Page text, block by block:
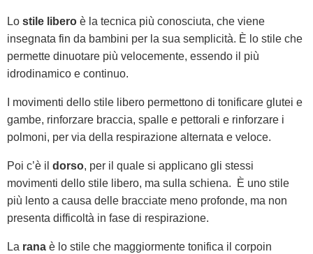
Lo stile libero è la tecnica più conosciuta, che viene
insegnata fin da bambini per la sua semplicità. È lo stile che
permette dinuotare più velocemente, essendo il più
idrodinamico e continuo.
I movimenti dello stile libero permettono di tonificare glutei e
gambe, rinforzare braccia, spalle e pettorali e rinforzare i
polmoni, per via della respirazione alternata e veloce.
Poi c’è il dorso, per il quale si applicano gli stessi
movimenti dello stile libero, ma sulla schiena. È uno stile
più lento a causa delle bracciate meno profonde, ma non
presenta difficoltà in fase di respirazione.
La rana è lo stile che maggiormente tonifica il corpoin